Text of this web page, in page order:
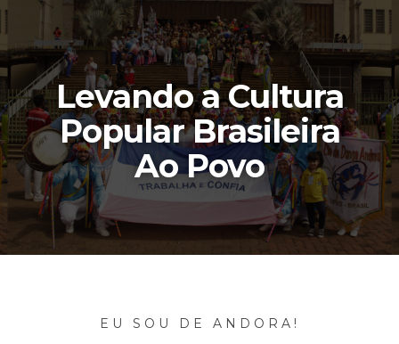
Levando a Cultura
Popular Brasileira
Ao Povo
EU SOU DE ANDORA!